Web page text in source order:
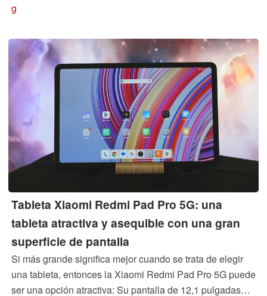
actualizaciones de software. En este análisis,
inconvenientes relacionados con la importación en
Europa.
g
Tableta Xiaomi Redmi Pad Pro 5G: una
tableta atractiva y asequible con una gran
superficie de pantalla
Si más grande significa mejor cuando se trata de elegir
una tableta, entonces la Xiaomi Redmi Pad Pro 5G puede
ser una opción atractiva: Su pantalla de 12,1 pulgadas